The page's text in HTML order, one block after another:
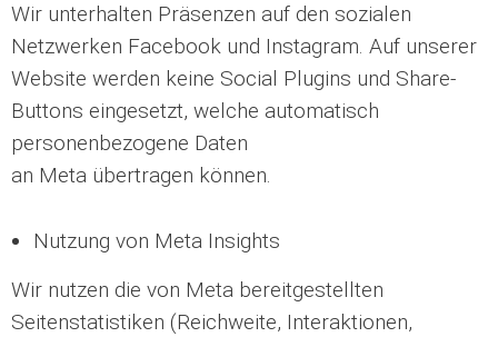
Wir unterhalten Präsenzen auf den sozialen
Netzwerken Facebook und Instagram. Auf unserer
Website werden keine Social Plugins und Share-
Buttons eingesetzt, welche automatisch
personenbezogene Daten
an Meta übertragen können.
Nutzung von Meta Insights
Wir nutzen die von Meta bereitgestellten
Seitenstatistiken (Reichweite, Interaktionen,